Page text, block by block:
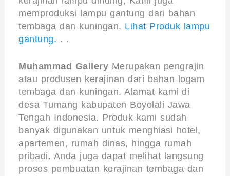
memproduksi lampu gantung dari bahan
tembaga dan kuningan. Lihat Produk lampu
gantung. . .
Muhammad Gallery Merupakan pengrajin
atau produsen kerajinan dari bahan logam
tembaga dan kuningan. Alamat kami di
desa Tumang kabupaten Boyolali Jawa
Tengah Indonesia. Produk kami sudah
banyak digunakan untuk menghiasi hotel,
apartemen, rumah dinas, hingga rumah
pribadi. Anda juga dapat melihat langsung
proses pembuatan kerajinan tembaga dan